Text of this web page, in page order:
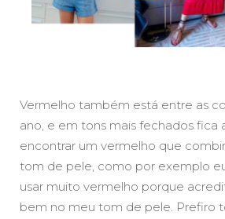
Vermelho também está entre as
ano, e em tons mais fechados fica
encontrar um vermelho que
tom de pele, como por exemplo
usar muito vermelho porque
bem no meu tom de pele. Prefiro